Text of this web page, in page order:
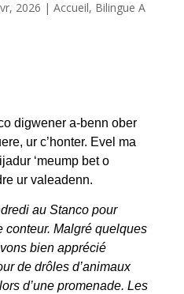
en répétant,